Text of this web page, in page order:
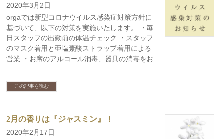
2020年3月2日
orgaでは新型コロナウイルス感染症対策方針に
基づいて、以下の対策を実施いたします。 ・毎
日スタッフの出勤前の体温チェック ・スタッフ
のマスク着用と亜塩素酸ストラップ着用による
営業 ・お席のアルコール消毒、器具の消毒をお
この記事を読む
2月の香りは『ジャスミン』！
2020年2月17日